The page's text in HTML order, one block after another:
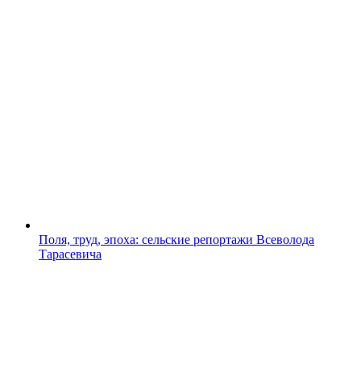
Поля, труд, эпоха: сельские репортажи Всеволода
Тарасевича